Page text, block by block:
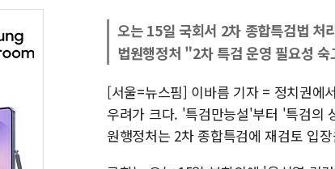
오는 15일 국회서 2차 종합특검법
법원행정처 "2차 특검 운영 필요성 숙
[서울=뉴스핌] 이바름 기자 = 정치권에
우려가 크다. '특검만능설'부터 '특검의
원행정처는 2차 종합특검에 재검토 입